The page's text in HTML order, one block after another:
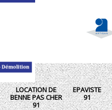
LOCATION DE
BENNE PAS CHER
91
EPAVISTE
91